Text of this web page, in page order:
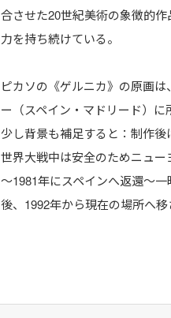
合させた20世紀美術の象徴的
力を持ち続けている。
ピカソの《ゲルニカ》の原画
ー（スペイン・マドリード）に
少し背景も補足すると：制作
世界大戦中は安全のためニュ
～1981年にスペインへ返還～
後、1992年から現在の場所へ移